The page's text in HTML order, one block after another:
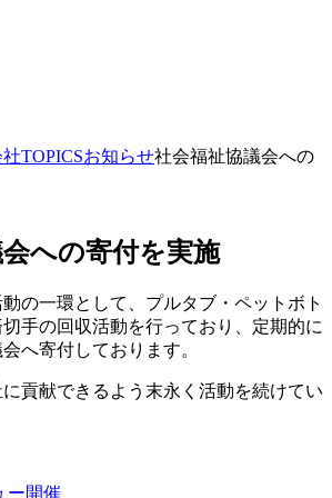
TOPICSお知らせ社会福祉協議会への
への寄付を実施
の一環として、プルタブ・ペットボト
手の回収活動を行っており、定期的に
へ寄付しております。
貢献できるよう末永く活動を続けてい
ー開催